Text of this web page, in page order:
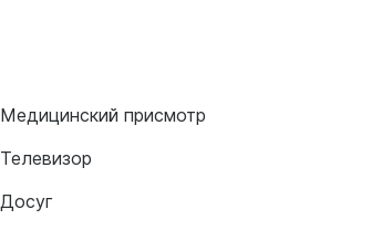
Медицинский присмотр
Телевизор
Досуг